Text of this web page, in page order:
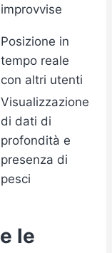
improvvise
Posizione in
tempo reale
con altri utenti
Visualizzazione
di dati di
profondità e
presenza di
pesci
le